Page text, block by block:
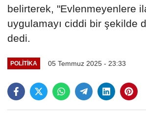
belirterek, "Evlenmeyenlere
uygulamayı ciddi bir şekilde
dedi.
POLITIKA 05 Temmuz 2025 - 23:33